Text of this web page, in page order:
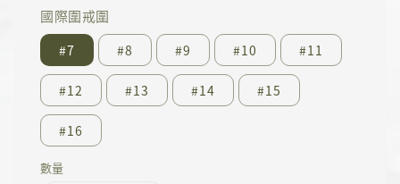
國際圍戒圍
#7 #8 #9 #10 #11
#12 #13 #14 #15
#16
數量